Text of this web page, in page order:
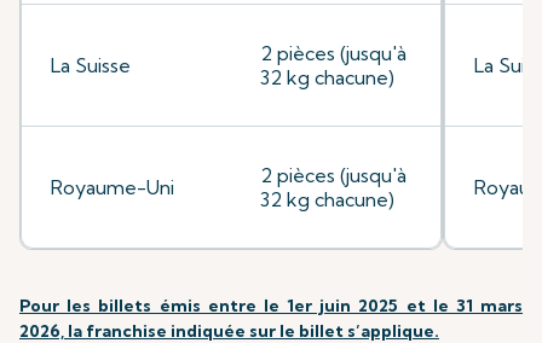
La Suisse
2 pièces (jusqu'à
32 kg chacune)
Royaume-Uni
2 pièces (jusqu'à
32 kg chacune)
La
Pour les billets émis entre le 1er juin 2025 et le 31 mars
2026, la franchise indiquée sur le billet s’applique.